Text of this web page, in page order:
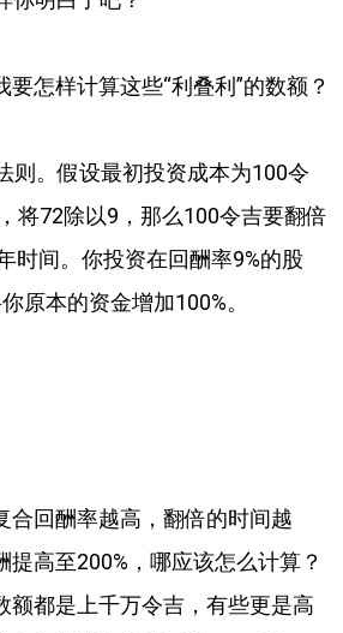
怎样计算这些“利叠利”的数额？
则。假设最初投资成本为100令
将72除以9，那么100令吉要翻倍
时间。你投资在回酬率9%的股
原本的资金增加100%。
合回酬率越高，翻倍的时间越
高至200%，哪应该怎么计算？
额都是上千万令吉，有些更是高